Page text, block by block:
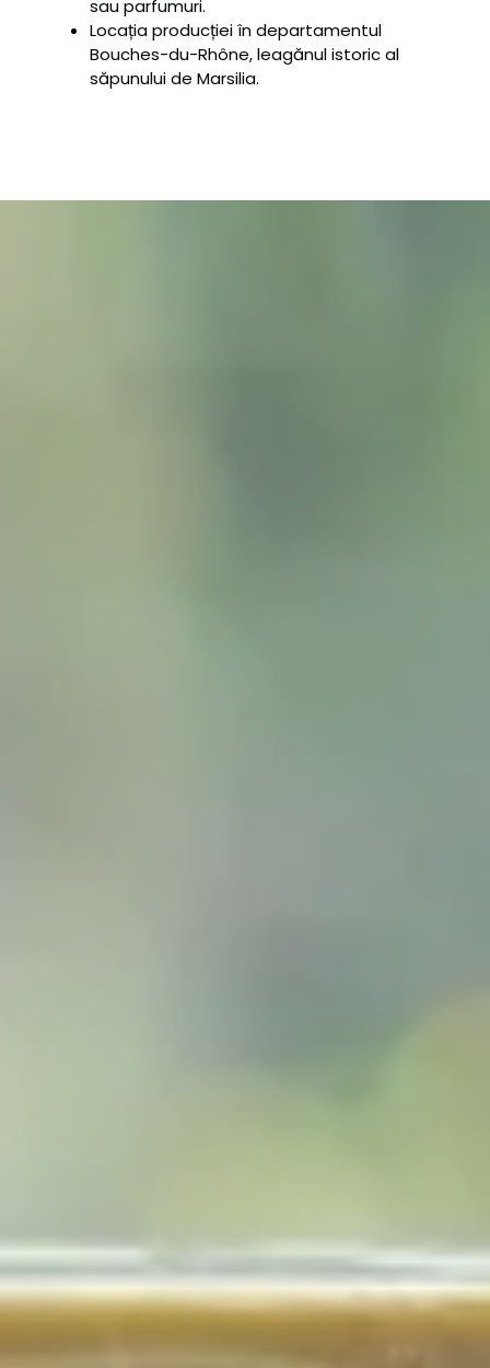
sau parfumuri.
Locația producției în departamentul
Bouches-du-Rhône, leagănul istoric al
săpunului de Marsilia.